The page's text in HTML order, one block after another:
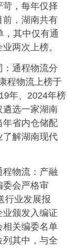
，每年仅择
前，湖南共有
，其中仅有通
两次上榜。
通程物流分
程物流上榜于
年、2024年榜
遴选一家湖南
年省内仓储配
了解湖南现代
物流：产融
会严格审
行业发展报
颁发入编证
相关编委名单
其中，与全